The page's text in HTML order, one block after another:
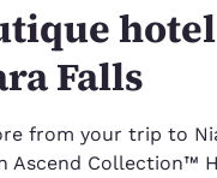
Falls
from your trip to
Ascend Collection™